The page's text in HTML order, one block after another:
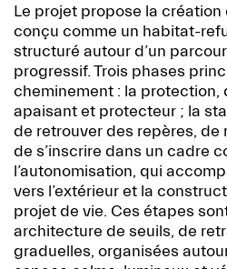
Le projet propose la création
conçu comme un habitat-
structuré autour d’un
progressif. Trois phases
cheminement : la protection,
apaisant et protecteur ; la
de retrouver des repères, de
de s’inscrire dans un cadre
l’autonomisation, qui
vers l’extérieur et la
projet de vie. Ces étapes
architecture de seuils, de
graduelles, organisées